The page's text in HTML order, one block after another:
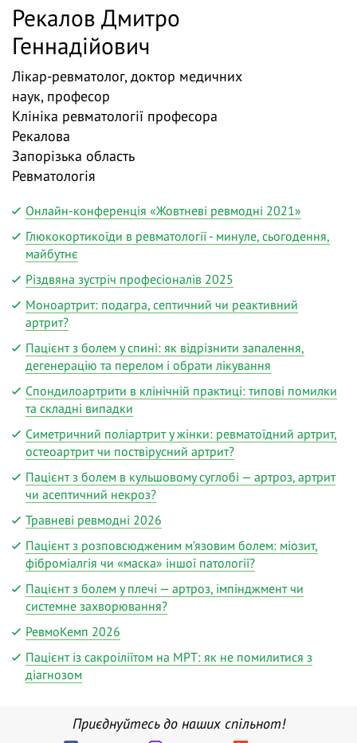
Рекалов Дмитро
Геннадійович
Лікар-ревматолог, доктор медичних
наук, професор
Клініка ревматології професора
Рекалова
Запорізька область
Ревматологія
Онлайн-конференція «Жовтневі ревмодні 2021»
Глюкокортикоїди в ревматології - минуле, сьогодення,
майбутнє
Різдвяна зустріч професіоналів 2025
Моноартрит: подагра, септичний чи реактивний
артрит?
Пацієнт з болем у спині: як відрізнити запалення,
дегенерацію та перелом і обрати лікування
Спондилоартрити в клінічній практиці: типові помилки
та складні випадки
Симетричний поліартрит у жінки: ревматоїдний артрит,
остеоартрит чи поствірусний артрит?
Пацієнт з болем в кульшовому суглобі — артроз, артрит
чи асептичний некроз?
Травневі ревмодні 2026
Пацієнт з розповсюдженим м’язовим болем: міозит,
фіброміалгія чи «маска» іншої патології?
Пацієнт з болем у плечі — артроз, імпінджмент чи
системне захворювання?
РевмоКемп 2026
Пацієнт із сакроіліїтом на МРТ: як не помилитися з
діагнозом
Приєднуйтесь до наших спільнот!